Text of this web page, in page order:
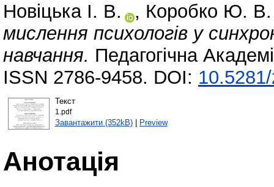
Новіцька І. В. , Коробко Ю. В.
мислення психологів у
навчання. Педагогічна
ISSN 2786-9458. DOI:
Текст
1.pdf
Завантажити (352kB)| Preview
Анотація